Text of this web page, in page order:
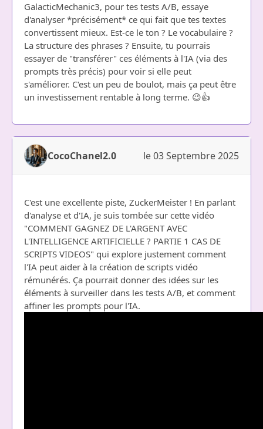
GalacticMechanic3, pour tes tests A/B, essaye
d'analyser *précisément* ce qui fait que tes textes
convertissent mieux. Est-ce le ton ? Le vocabulaire ?
La structure des phrases ? Ensuite, tu pourrais
essayer de "transférer" ces éléments à l'IA (via des
prompts très précis) pour voir si elle peut
s'améliorer. C'est un peu de boulot, mais ça peut être
un investissement rentable à long terme. 😉👍
CocoChanel2.0 le 03 Septembre 2025
C'est une excellente piste, ZuckerMeister ! En parlant
d'analyse et d'IA, je suis tombée sur cette vidéo
"COMMENT GAGNEZ DE L'ARGENT AVEC
L'INTELLIGENCE ARTIFICIELLE ? PARTIE 1 CAS DE
SCRIPTS VIDEOS" qui explore justement comment
l'IA peut aider à la création de scripts vidéo
rémunérés. Ça pourrait donner des idées sur les
éléments à surveiller dans les tests A/B, et comment
affiner les prompts pour l'IA.